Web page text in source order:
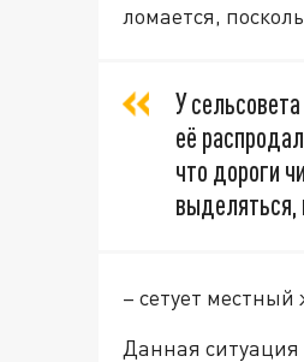
ломается,
У
её
что дороги
выделяться,
– сетует местный
Данная